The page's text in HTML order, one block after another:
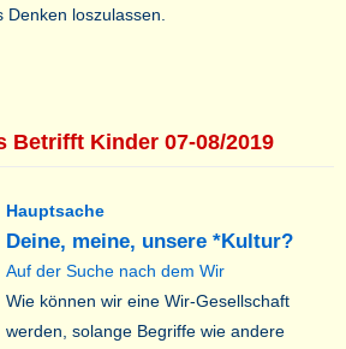
loszulassen.
Betrifft Kinder 07-08/2019
Hauptsache
Deine, meine, unsere *Kultur?
Auf der Suche nach dem Wir
Wie können wir eine Wir-Gesellschaft
werden, solange Begriffe wie andere